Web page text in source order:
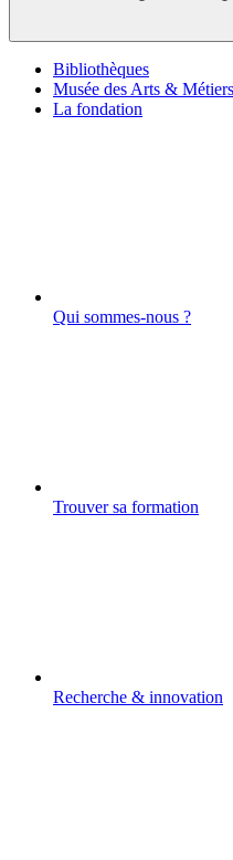
Bibliothèques
Musée des Arts & Métiers
La fondation
Qui sommes-nous ?
Trouver sa formation
Recherche & innovation